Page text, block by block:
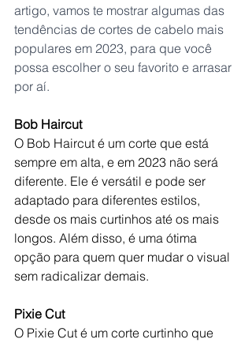
artigo, vamos te mostrar algumas das
tendências de cortes de cabelo mais
populares em 2023, para que você
possa escolher o seu favorito e arrasar
por aí.
Bob Haircut
O Bob Haircut é um corte que está
sempre em alta, e em 2023 não será
diferente. Ele é versátil e pode ser
adaptado para diferentes estilos,
desde os mais curtinhos até os mais
longos. Além disso, é uma ótima
opção para quem quer mudar o visual
sem radicalizar demais.
Pixie Cut
O Pixie Cut é um corte curtinho que